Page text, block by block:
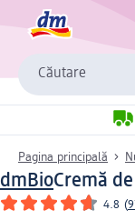
Căutare
Pagina principală
dmBioCremă
4.8 (